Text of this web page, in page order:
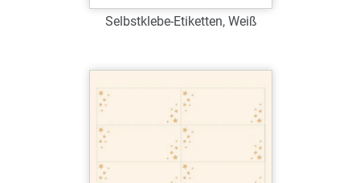
Selbstklebe-Etiketten, Weiß
Art.-Nr.: W3631
Verfügbar
Zum Merkzettel hinzufügen